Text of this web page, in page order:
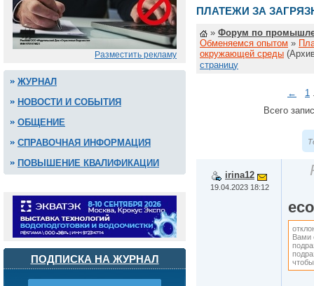
Разместить рекламу
ЖУРНАЛ
НОВОСТИ И СОБЫТИЯ
ОБЩЕНИЕ
СПРАВОЧНАЯ ИНФОРМАЦИЯ
ПОВЫШЕНИЕ КВАЛИФИКАЦИИ
ПОДПИСКА НА ЖУРНАЛ
ПЛАТЕЖИ ЗА
» Форум по
Обменяемся опытом »
окружающей среды
страницу
← 1
Всего
irina12
19.04.2023 18:12
Вами